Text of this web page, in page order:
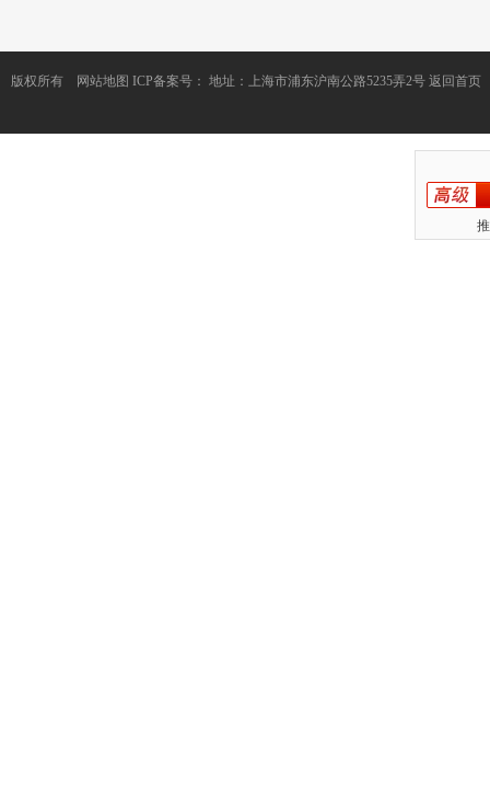
版权所有 网站地图 ICP备案号： 地址：上海市浦东沪南公路5235弄2号 返回首页